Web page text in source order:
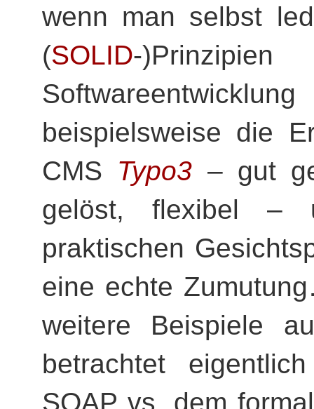
wenn man selbst
(SOLID-
beispielsweise die
CMS Typo3 – gut
gelöst, flexibel –
praktischen
eine echte
weitere Beispiele
betrachtet
SOAP vs. dem